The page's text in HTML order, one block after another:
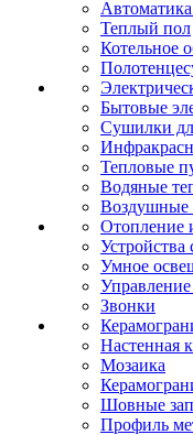
Теплый пол
Котельное
Бытовые
Сушилки
Тепловые
Водяные
Воздушные
Отопление
Умное
Звонки
Настенная
Мозаика
Шовные
Профиль